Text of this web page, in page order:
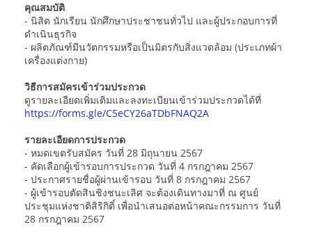
คุณสมบัติ
- นิสิต นักเรียน นักศึกษาประชาชนทั่วไป และผู้ประกอบการที่
ดำเนินธุรกิจ
- ผลิตภัณฑ์มีนวัตกรรมหรือเป็นมิตรกับสิ่งแวดล้อม (ประเภทผ้า
เครื่องแต่งกาย)
วิธีการสมัครเข้าร่วมประกวด
ดูรายละเอียดเพิ่มเติมและลงทะเบียนเข้าร่วมประกวดได้ที่
https://forms.gle/C5eCY26aTDbFNAQ2A
รายละเอียดการประกวด
- หมดเขตรับสมัคร วันที่ 28 มิถุนายน 2567
- คัดเลือกผู้เข้ารอบการประกวด วันที่ 4 กรกฎาคม 2567
- ประกาศรายชื่อผู้ผ่านเข้ารอบ วันที่ 8 กรกฎาคม 2567
- ผู้เข้ารอบตัดสินชิงชนะเลิศ จะต้องเดินทางมาที่ ณ ศูนย์
ประชุมแห่งชาติสิริกิติ์ เพื่อนำเสนอต่อหน้าคณะกรรมการ วันที่
28 กรกฎาคม 2567